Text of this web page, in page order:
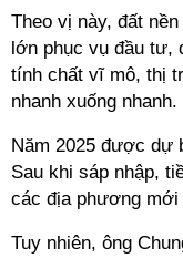
Theo vị này, đất
lớn phục vụ đầu tư,
tính chất vĩ mô, thị
nhanh xuống nhanh.
Năm 2025 được dự
Sau khi sáp nhập,
các địa phương
Tuy nhiên, ông